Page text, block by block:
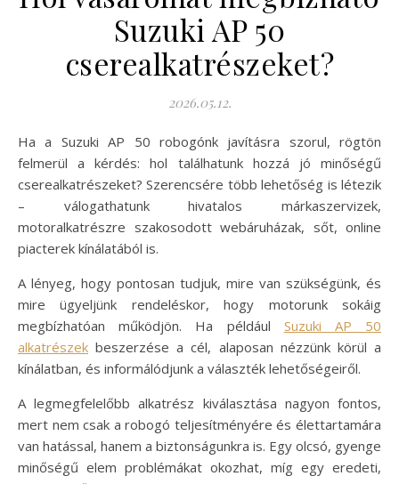
Suzuki AP 50
cserealkatrészeket?
2026.05.12.
Ha a Suzuki AP 50 robogónk javításra szorul, rögtön
felmerül a kérdés: hol találhatunk hozzá jó minőségű
cserealkatrészeket? Szerencsére több lehetőség is létezik
– válogathatunk hivatalos márkaszervizek,
motoralkatrészre szakosodott webáruházak, sőt, online
piacterek kínálatából is.
A lényeg, hogy pontosan tudjuk, mire van szükségünk, és
mire ügyeljünk rendeléskor, hogy motorunk sokáig
megbízhatóan működjön. Ha például Suzuki AP 50
alkatrészek beszerzése a cél, alaposan nézzünk körül a
kínálatban, és informálódjunk a választék lehetőségeiről.
A legmegfelelőbb alkatrész kiválasztása nagyon fontos,
mert nem csak a robogó teljesítményére és élettartamára
van hatással, hanem a biztonságunkra is. Egy olcsó, gyenge
minőségű elem problémákat okozhat, míg egy eredeti,